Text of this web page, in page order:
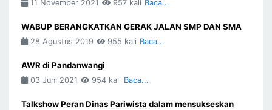
11 November 2021 957 kali Baca...
WABUP BERANGKATKAN GERAK JALAN SMP DAN SMA
28 Agustus 2019 955 kali Baca...
AWR di Pandanwangi
03 Juni 2021 954 kali Baca...
Talkshow Peran Dinas Pariwista dalam mensukseskan